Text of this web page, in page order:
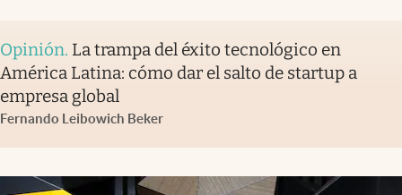
Opinión. La trampa del éxito tecnológico en
América Latina: cómo dar el salto de startup a
empresa global
Fernando Leibowich Beker